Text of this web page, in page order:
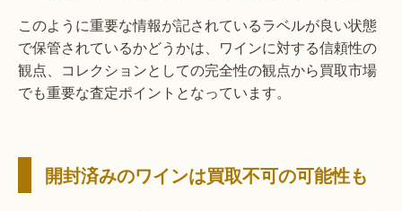
このように重要な情報が記されているラベルが良い状態
で保管されているかどうかは、ワインに対する信頼性の
観点、コレクションとしての完全性の観点から買取市場
でも重要な査定ポイントとなっています。
開封済みのワインは買取不可の可能性も